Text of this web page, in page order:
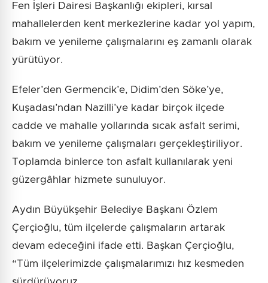
Fen İşleri Dairesi Başkanlığı ekipleri, kırsal
mahallelerden kent merkezlerine kadar yol yapım,
bakım ve yenileme çalışmalarını eş zamanlı olarak
yürütüyor.
Efeler’den Germencik’e, Didim’den Söke’ye,
Kuşadası’ndan Nazilli’ye kadar birçok ilçede
cadde ve mahalle yollarında sıcak asfalt serimi,
bakım ve yenileme çalışmaları gerçekleştiriliyor.
Toplamda binlerce ton asfalt kullanılarak yeni
güzergâhlar hizmete sunuluyor.
Aydın Büyükşehir Belediye Başkanı Özlem
Çerçioğlu, tüm ilçelerde çalışmaların artarak
devam edeceğini ifade etti. Başkan Çerçioğlu,
“Tüm ilçelerimizde çalışmalarımızı hız kesmeden